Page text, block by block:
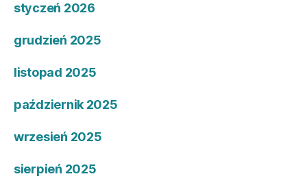
styczeń 2026
grudzień 2025
listopad 2025
październik 2025
wrzesień 2025
sierpień 2025